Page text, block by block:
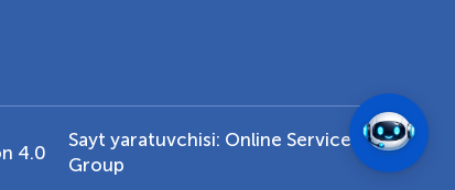
4.0
Sayt yaratuvchisi: Online Service
Group